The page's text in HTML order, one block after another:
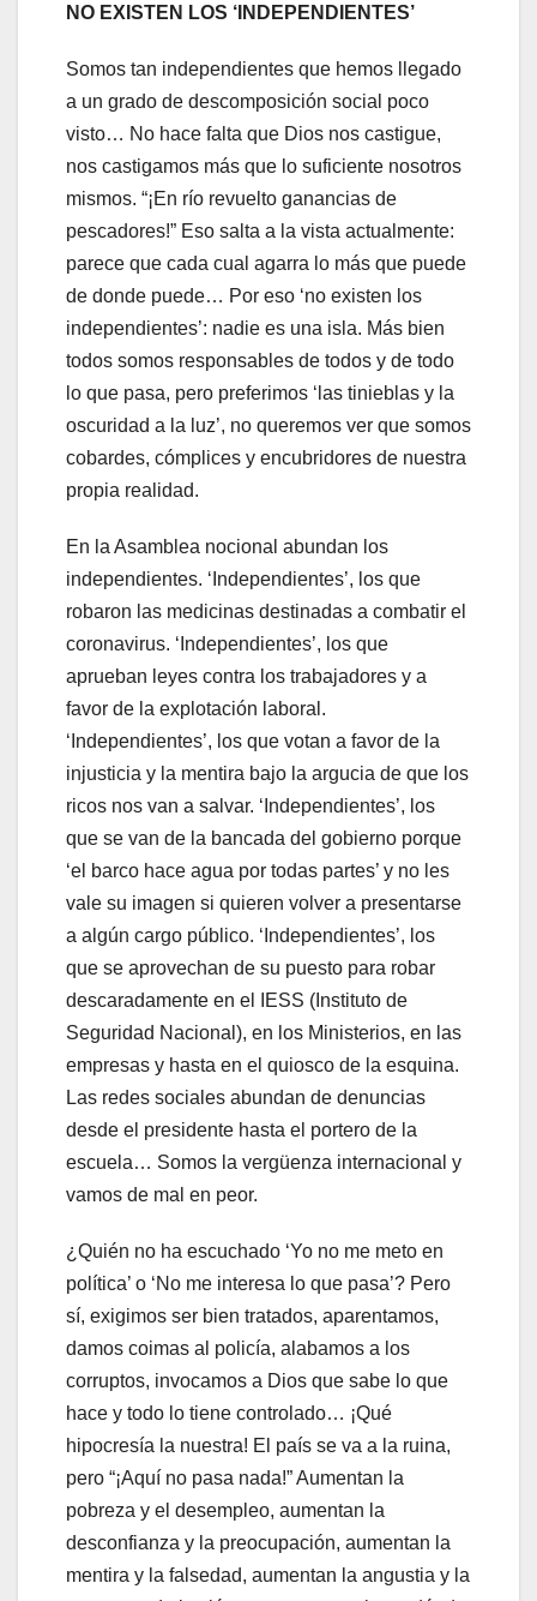
NO EXISTEN LOS ‘INDEPENDIENTES’
Somos tan independientes que hemos llegado
a un grado de descomposición social poco
visto… No hace falta que Dios nos castigue,
nos castigamos más que lo suficiente nosotros
mismos. “¡En río revuelto ganancias de
pescadores!” Eso salta a la vista actualmente:
parece que cada cual agarra lo más que puede
de donde puede… Por eso ‘no existen los
independientes’: nadie es una isla. Más bien
todos somos responsables de todos y de todo
lo que pasa, pero preferimos ‘las tinieblas y la
oscuridad a la luz’, no queremos ver que somos
cobardes, cómplices y encubridores de nuestra
propia realidad.
En la Asamblea nocional abundan los
independientes. ‘Independientes’, los que
robaron las medicinas destinadas a combatir el
coronavirus. ‘Independientes’, los que
aprueban leyes contra los trabajadores y a
favor de la explotación laboral.
‘Independientes’, los que votan a favor de la
injusticia y la mentira bajo la argucia de que los
ricos nos van a salvar. ‘Independientes’, los
que se van de la bancada del gobierno porque
‘el barco hace agua por todas partes’ y no les
vale su imagen si quieren volver a presentarse
a algún cargo público. ‘Independientes’, los
que se aprovechan de su puesto para robar
descaradamente en el IESS (Instituto de
Seguridad Nacional), en los Ministerios, en las
empresas y hasta en el quiosco de la esquina.
Las redes sociales abundan de denuncias
desde el presidente hasta el portero de la
escuela… Somos la vergüenza internacional y
vamos de mal en peor.
¿Quién no ha escuchado ‘Yo no me meto en
política’ o ‘No me interesa lo que pasa’? Pero
sí, exigimos ser bien tratados, aparentamos,
damos coimas al policía, alabamos a los
corruptos, invocamos a Dios que sabe lo que
hace y todo lo tiene controlado… ¡Qué
hipocresía la nuestra! El país se va a la ruina,
pero “¡Aquí no pasa nada!” Aumentan la
pobreza y el desempleo, aumentan la
desconfianza y la preocupación, aumentan la
mentira y la falsedad, aumentan la angustia y la